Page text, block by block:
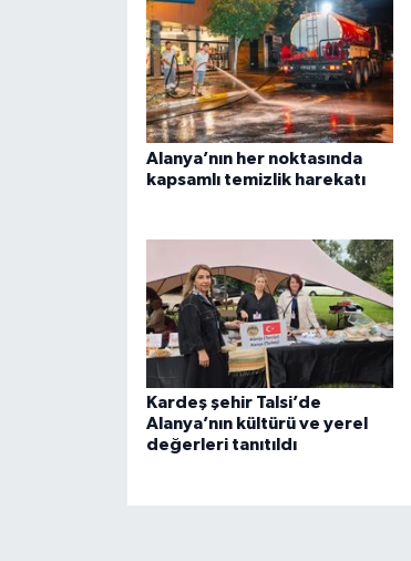
Alanya’nın her noktasında
kapsamlı temizlik harekatı
Kardeş şehir Talsi’de
Alanya’nın kültürü ve yerel
değerleri tanıtıldı